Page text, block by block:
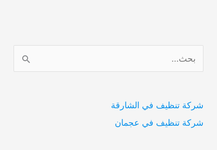
ل
ح
ث
شركة تنظيف في الشارقة
شركة تنظيف في عجمان